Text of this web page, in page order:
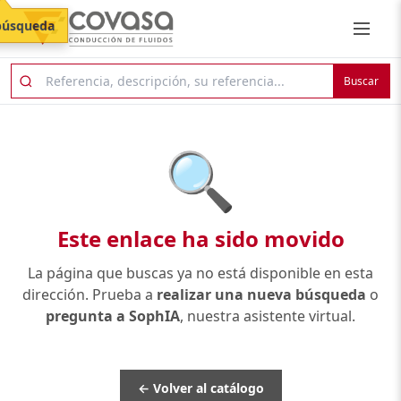
Buscar
🔍
Este enlace ha sido movido
La página que buscas ya no está disponible en esta
dirección. Prueba a realizar una nueva búsqueda o
pregunta a SophIA, nuestra asistente virtual.
← Volver al catálogo